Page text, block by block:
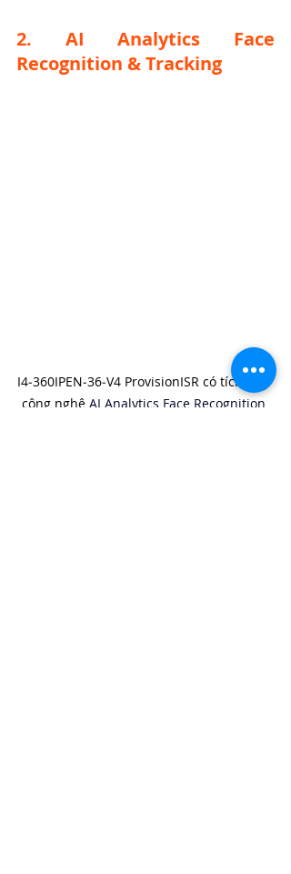
2. AI Analytics Face
Recognition & Tracking
I4‑360IPEN‑36‑V4 ProvisionISR có tích hợp
công nghệ AI Analytics Face Recognition